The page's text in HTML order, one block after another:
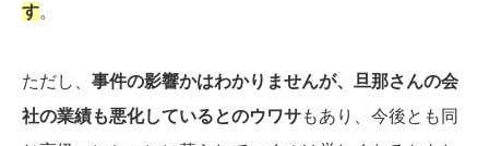
す。
ただし、 事件の影響かはわかりませんが、旦那さんの会
社の業績も悪化しているとのウワサもあり、今後とも同